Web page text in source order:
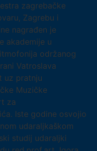
zagrebačke
Zagrebu i
nagrađen je
akademije u
održanog
Vatroslava
uz pratnju
Muzičke
za
Iste godine osvojio
udaraljkaškom
studij udaraljki